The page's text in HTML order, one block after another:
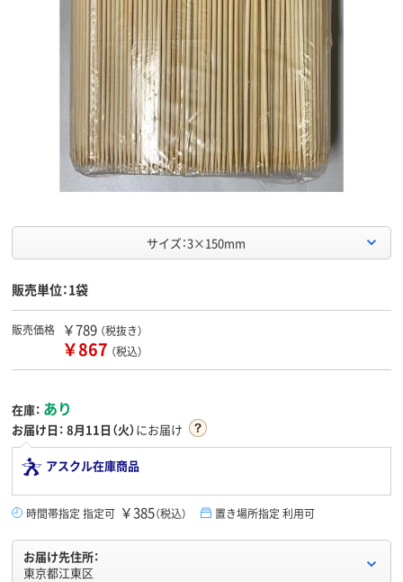
サイズ：3×150mm
販売単位：1袋
販売価格 ￥789 （税抜き）
￥867 （税込）
在庫： あり
お届け日： 8月11日（火）にお届け
アスクル在庫商品
時間帯指定 指定可 ￥385（税込） 置き場所指定 利用可
お届け先住所：
東京都江東区